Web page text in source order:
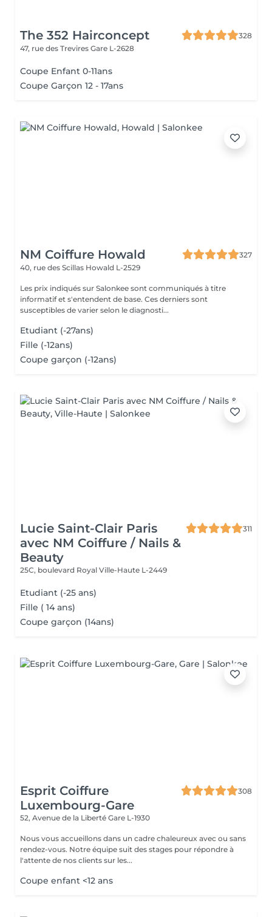
The 352 Hairconcept
328
47, rue des Trevires Gare L-2628
Coupe Enfant 0-11ans
Coupe Garçon 12 - 17ans
NM Coiffure Howald
327
40, rue des Scillas Howald L-2529
Les prix indiqués sur Salonkee sont communiqués à titre
informatif et s'entendent de base. Ces derniers sont
susceptibles de varier selon le diagnosti...
Etudiant (-27ans)
Fille (-12ans)
Coupe garçon (-12ans)
Lucie Saint-Clair Paris
avec NM Coiffure / Nails &
Beauty
311
25C, boulevard Royal Ville-Haute L-2449
Etudiant (-25 ans)
Fille ( 14 ans)
Coupe garçon (14ans)
Esprit Coiffure
Luxembourg-Gare
308
52, Avenue de la Liberté Gare L-1930
Nous vous accueillons dans un cadre chaleureux avec ou sans
rendez-vous. Notre équipe suit des stages pour répondre à
l'attente de nos clients sur les...
Coupe enfant <12 ans